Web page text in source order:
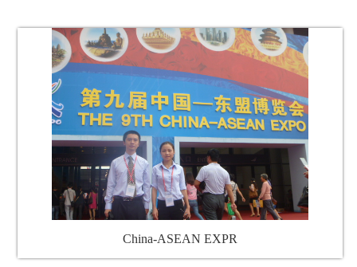
China-ASEAN EXPR